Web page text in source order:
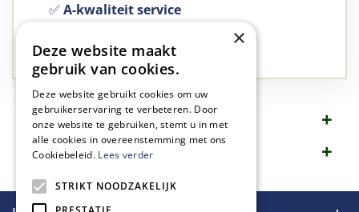
✅ A-kwaliteit service
✅Groen, dat is wat we doen
Omschrijving
Specificaties
×
Deze website maakt
gebruik van cookies.
Deze website gebruikt cookies om uw
gebruikerservaring te verbeteren. Door
onze website te gebruiken, stemt u in met
alle cookies in overeenstemming met ons
Cookiebeleid. Lees verder
STRIKT NOODZAKELIJK